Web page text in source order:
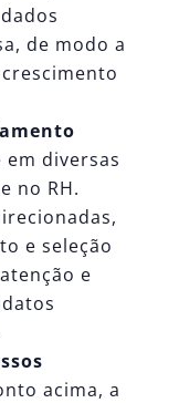
de modo a
diversas
no RH.
e seleção
e
acima, a